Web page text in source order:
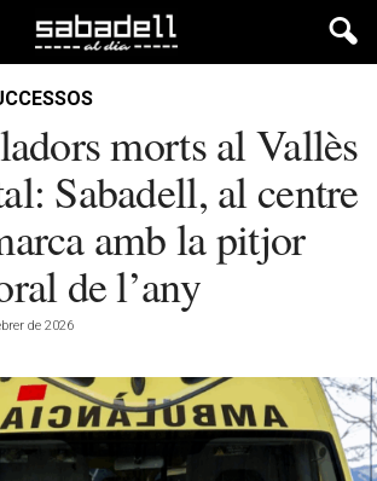
morts al Vallès
Sabadell, al centre
amb la pitjor
de l’any
de 2026